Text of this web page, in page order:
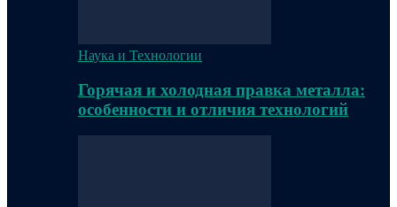
Наука и Технологии
Горячая и холодная правка металла:
особенности и отличия технологий